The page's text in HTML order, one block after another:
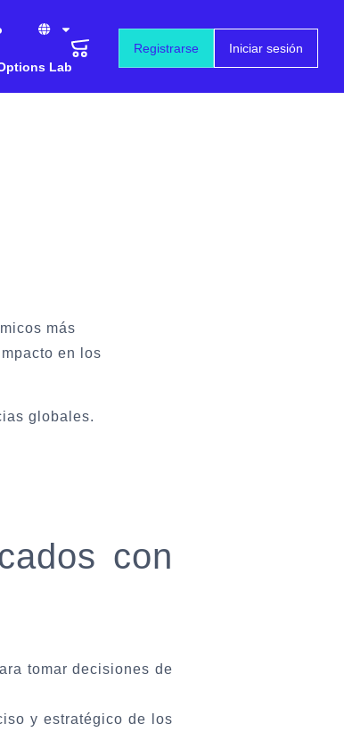
Iniciar sesión
Registrarse
Lab
más
en los
globales.
con
tomar decisiones de
y estratégico de los